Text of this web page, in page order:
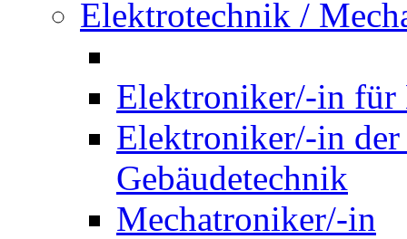
Elektrotechnik /
Elektroniker/-in für
Elektroniker/-in
Gebäudetechnik
Mechatroniker/-in